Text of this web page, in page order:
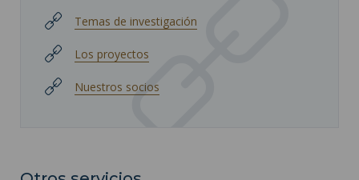
Temas de investigación
Los proyectos
Nuestros socios